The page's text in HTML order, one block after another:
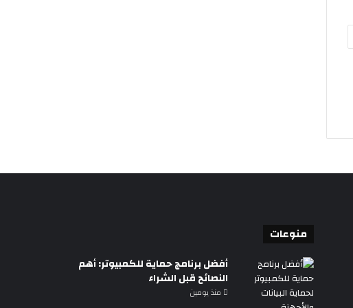
منوعات
أفضل برنامج حماية للكمبيوتر: أهم
النصائح قبل الشراء
منذ يومين